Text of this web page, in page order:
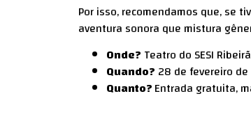
Por isso, recomendamos que, se
aventura sonora que mistura
Onde? Teatro do SESI
Quando? 28 de fevereiro
Quanto?Entrada gratuita,